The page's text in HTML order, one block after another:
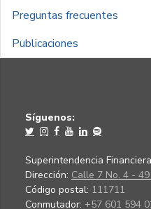
Preguntas frecuentes
Publicaciones
Síguenos:
Superintendencia
Dirección: Calle 7 No. 4 - 49
Código postal: 111711
Conmutador: +57 601 594